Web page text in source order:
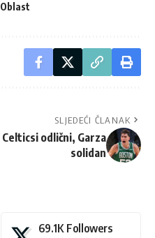
Oblast
SLJEDEĆI ČLANAK
Celticsi odlični, Garza
solidan
69.1K Followers